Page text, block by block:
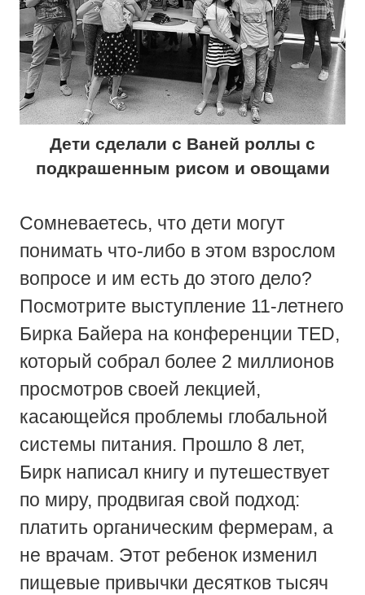
Дети сделали с Ваней роллы с
подкрашенным рисом и овощами
Сомневаетесь, что дети могут
понимать что-либо в этом взрослом
вопросе и им есть до этого дело?
Посмотрите выступление 11-летнего
Бирка Байера на конференции TED,
который собрал более 2 миллионов
просмотров своей лекцией,
касающейся проблемы глобальной
системы питания. Прошло 8 лет,
Бирк написал книгу и путешествует
по миру, продвигая свой подход:
платить органическим фермерам, а
не врачам. Этот ребенок изменил
пищевые привычки десятков тысяч